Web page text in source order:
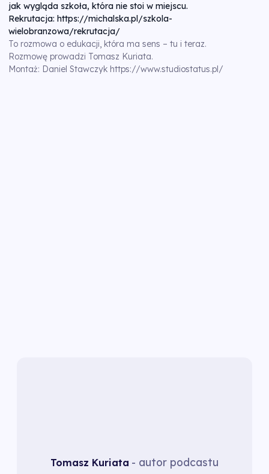
jak wygląda szkoła, która nie stoi w miejscu.
Rekrutacja: https://michalska.pl/szkola-
wielobranzowa/rekrutacja/
To rozmowa o edukacji, która ma sens – tu i teraz.
Rozmowę prowadzi Tomasz Kuriata.
Montaż: Daniel Stawczyk https://www.studiostatus.pl/
Tomasz Kuriata - autor podcastu